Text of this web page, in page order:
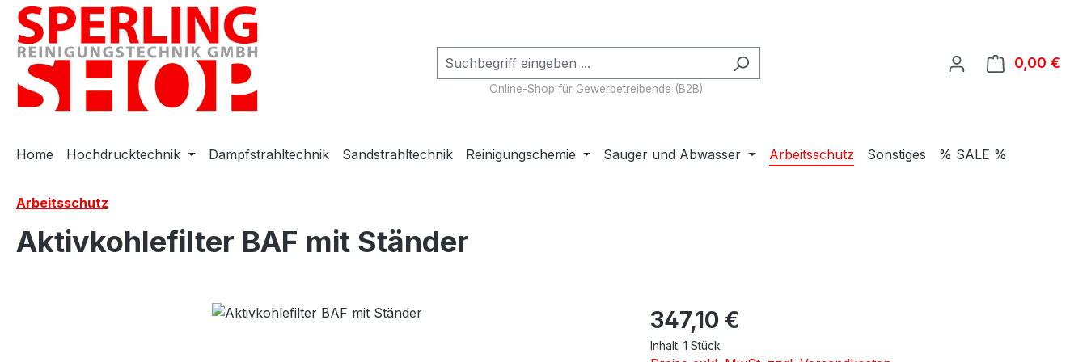
Hauptinhalt springen
Zur Suche springen
Zur Hauptnavigation springen
Online-Shop für Gewerbetreibende (B2B).
0,00 €
Home Hochdrucktechnik Dampfstrahltechnik Sandstrahltechnik Reinigungschemie Sauger und Abwasser Arbeitsschutz Sonstiges % SALE %
Arbeitsschutz
Aktivkohlefilter BAF mit Ständer
Regulärer Preis:
347,10 €
Inhalt: 1 Stück